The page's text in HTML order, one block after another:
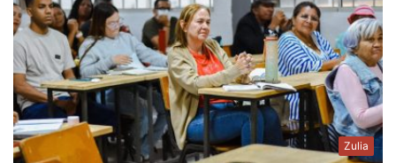
Zulia